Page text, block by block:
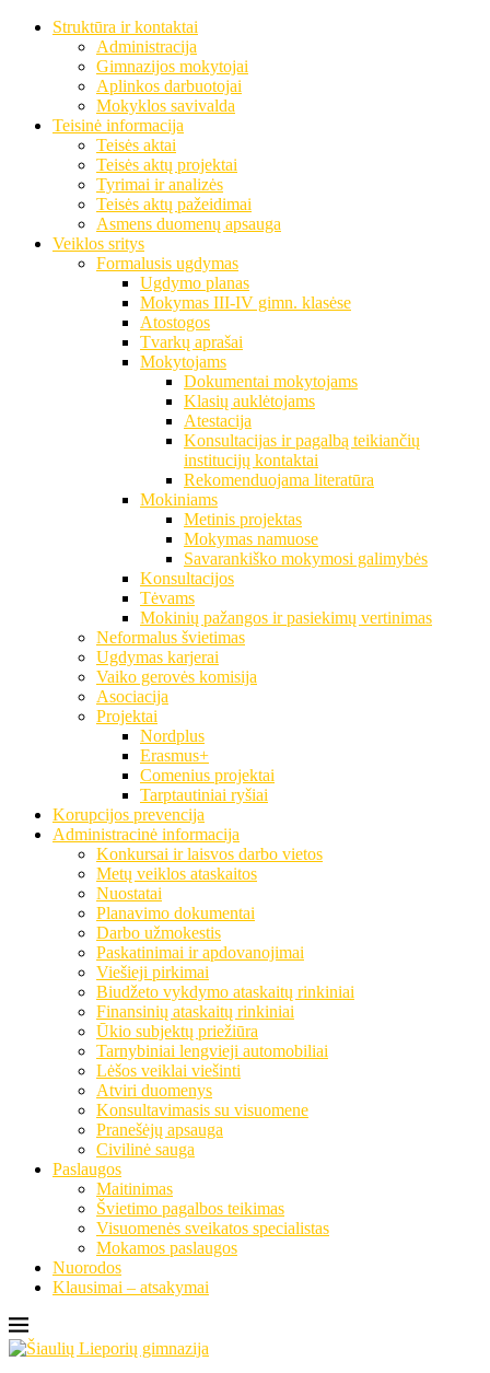
Struktūra ir kontaktai
Administracija
Gimnazijos mokytojai
Aplinkos darbuotojai
Mokyklos savivalda
Teisinė informacija
Teisės aktai
Teisės aktų projektai
Tyrimai ir analizės
Teisės aktų pažeidimai
Asmens duomenų apsauga
Veiklos sritys
Formalusis ugdymas
Ugdymo planas
Mokymas III-IV gimn. klasėse
Atostogos
Tvarkų aprašai
Mokytojams
Dokumentai mokytojams
Klasių auklėtojams
Atestacija
Konsultacijas ir pagalbą teikiančių
institucijų kontaktai
Rekomenduojama literatūra
Mokiniams
Metinis projektas
Mokymas namuose
Savarankiško mokymosi galimybės
Konsultacijos
Tėvams
Mokinių pažangos ir pasiekimų vertinimas
Neformalus švietimas
Ugdymas karjerai
Vaiko gerovės komisija
Asociacija
Projektai
Nordplus
Erasmus+
Comenius projektai
Tarptautiniai ryšiai
Korupcijos prevencija
Administracinė informacija
Konkursai ir laisvos darbo vietos
Metų veiklos ataskaitos
Nuostatai
Planavimo dokumentai
Darbo užmokestis
Paskatinimai ir apdovanojimai
Viešieji pirkimai
Biudžeto vykdymo ataskaitų rinkiniai
Finansinių ataskaitų rinkiniai
Ūkio subjektų priežiūra
Tarnybiniai lengvieji automobiliai
Lėšos veiklai viešinti
Atviri duomenys
Konsultavimasis su visuomene
Pranešėjų apsauga
Civilinė sauga
Paslaugos
Maitinimas
Švietimo pagalbos teikimas
Visuomenės sveikatos specialistas
Mokamos paslaugos
Nuorodos
Klausimai – atsakymai